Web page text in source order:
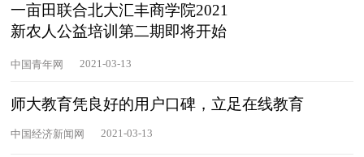
一亩田联合北大汇丰商学院2021
新农人公益培训第二期即将开始
中国青年网 2021-03-13
师大教育凭良好的用户口碑，立足在线教育
中国经济新闻网 2021-03-13